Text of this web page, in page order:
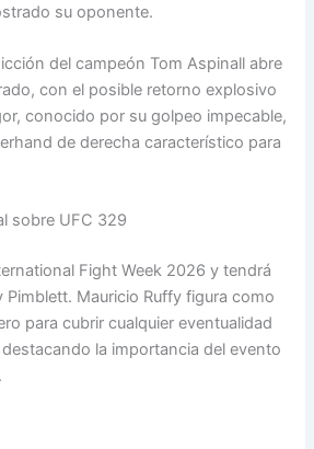
su oponente.
del campeón Tom Aspinall abre
con el posible retorno explosivo
conocido por su golpeo impecable,
de derecha característico para
sobre UFC 329
Fight Week 2026 y tendrá
Pimblett. Mauricio Ruffy figura como
para cubrir cualquier eventualidad
la importancia del evento